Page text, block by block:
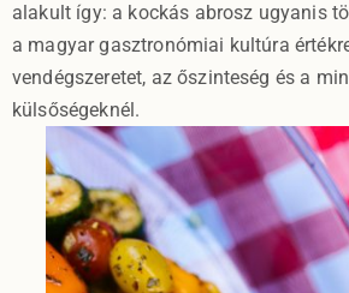
alakult így: a kockás abrosz ugyanis
a magyar gasztronómiai kultúra
vendégszeretet, az őszinteség és a
külsőségeknél.